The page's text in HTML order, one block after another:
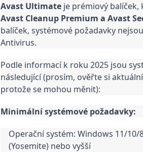
Avast Ultimate je prémiový balíček,
Avast Cleanup Premium a Avast
balíček, systémové požadavky
Antivirus.
Podle informací k roku 2025 jsou
následující (prosím, ověřte si
protože se mohou měnit):
Minimální systémové požadavky:
Operační systém: Windows 11/10/
(Yosemite) nebo vyšší